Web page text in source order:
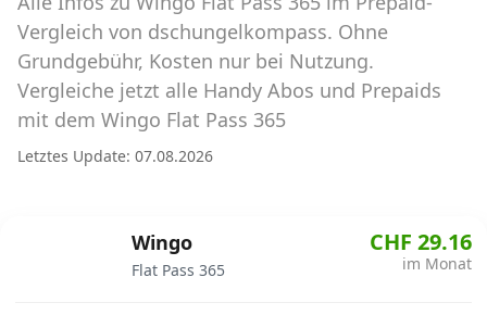
Abos für Tablets, Hotspots und Smart
Watches
Tarifrechner Handy-Abo
Der gute alte Tarifrechner im neuen Design
Alle Anbieter
Mobilfunknetz Schweiz
Vergleich von dschungelkompass. Ohne
Grundgebühr, Kosten nur bei Nutzung.
Vergleiche jetzt alle Handy Abos und Prepaids
mit dem Wingo Flat Pass 365
Letztes Update: 07.08.2026
Wingo
Flat Pass 365
CHF 29.16
im Monat